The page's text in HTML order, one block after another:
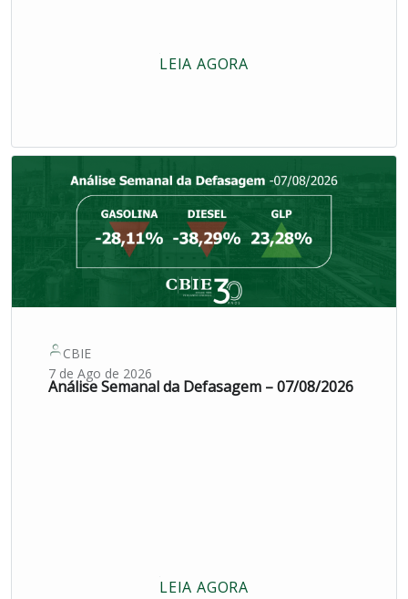
LEIA AGORA
CBIE
7 de Ago de 2026
Análise Semanal da Defasagem – 07/08/2026
LEIA AGORA